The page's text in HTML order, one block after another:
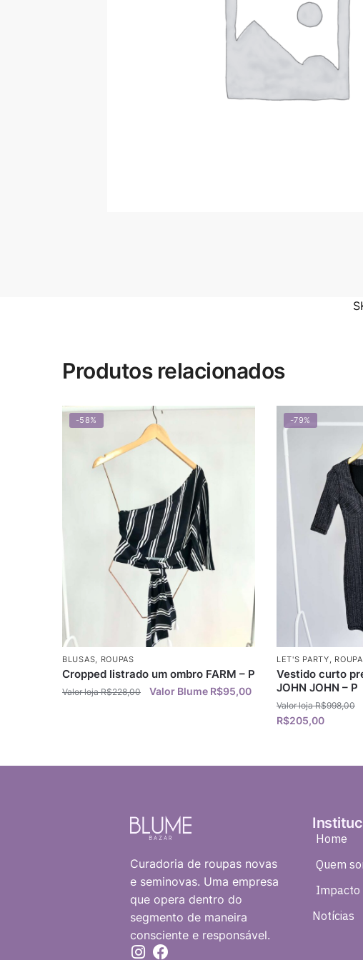
Produtos relacionados
-58%
BLUSAS ROUPAS
Cropped listrado um ombro FARM – P
R$228,00 R$95,00
-79%
LET'S PARTY
Vestido curto
JOHN JOHN – P
R$998,00
R$205,00
Curadoria de roupas novas
e seminovas. Uma empresa
que opera dentro do
segmento de maneira
consciente e responsável.
Home
Quem
Impacto
Notícias